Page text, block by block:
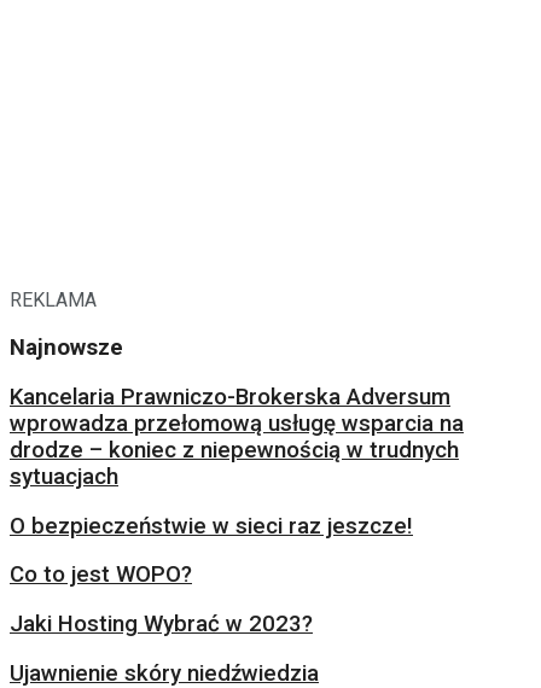
REKLAMA
Najnowsze
Kancelaria Prawniczo-Brokerska Adversum
wprowadza przełomową usługę wsparcia na
drodze – koniec z niepewnością w trudnych
sytuacjach
O bezpieczeństwie w sieci raz jeszcze!
Co to jest WOPO?
Jaki Hosting Wybrać w 2023?
Ujawnienie skóry niedźwiedzia